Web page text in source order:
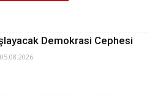
Demokrasi Cephesi
05.08.2026